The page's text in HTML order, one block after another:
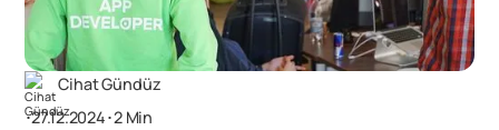
Cihat Gündüz
･27.12.2024･2 Min